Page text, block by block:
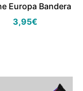
Europa Bandera
3,95€